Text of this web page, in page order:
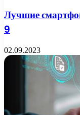
Лучшие
9
02.09.2023